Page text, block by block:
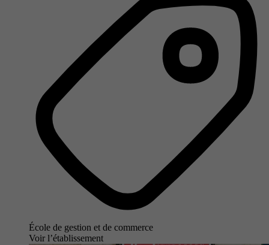
École de gestion et de commerce
Voir l’établissement